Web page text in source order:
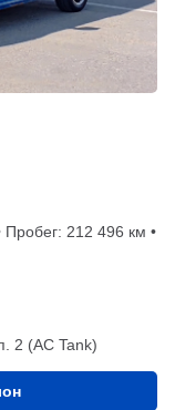
Пробег: 212 496 км •
2 (АС Tank)